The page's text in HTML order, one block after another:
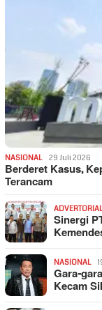
NASIONAL 29 Juli 2026
Berderet Kasus,
Terancam
ADVERTORIAL
Sinergi
NASIONAL
Gara-
Kecam